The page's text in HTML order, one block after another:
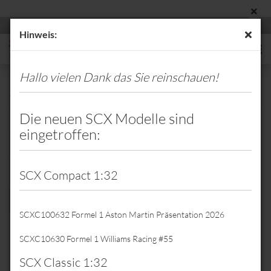
Hinweis:
Hallo vielen Dank das Sie reinschauen!
Die neuen SCX Modelle sind
eingetroffen:
SCX Compact 1:32
SCXC100632 Formel 1 Aston Martin Präsentation 2026
SCXC10630 Formel 1 Williams Racing #55
SCX Classic 1:32
Stromabnehmer
8 pro Seite
pro Seite